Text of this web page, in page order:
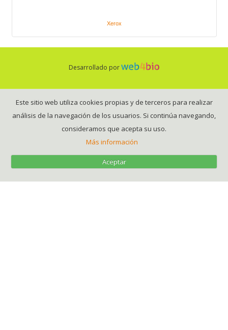
Xerox
Desarrollado por
Este sitio web utiliza cookies propias y de terceros para realizar
análisis de la navegación de los usuarios. Si continúa navegando,
consideramos que acepta su uso.
Más información
Aceptar